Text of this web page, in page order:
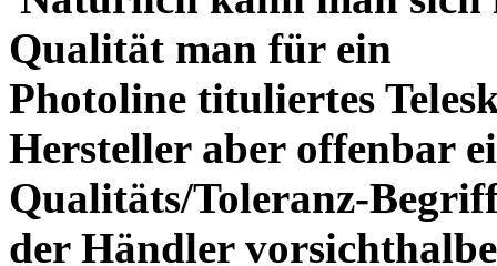
Qualität man für ein
Photoline tituliertes
Hersteller aber offenbar
Qualitäts/Toleranz-
der Händler